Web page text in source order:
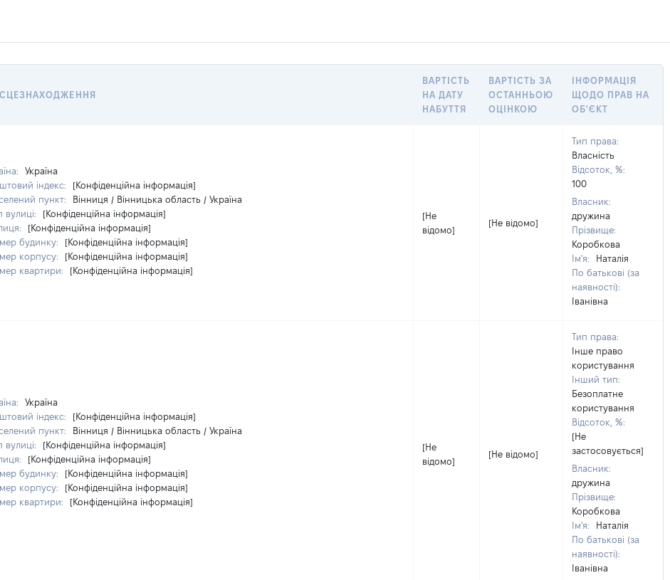
ВАРТІСТЬ
НА ДАТУ
НАБУТТЯ
ВАРТІСТЬ ЗА
ОСТАННЬОЮ
ОЦІНКОЮ
ІНФОРМАЦІЯ
ЩОДО ПРАВ НА
ОБ'ЄКТ
Україна
індекс:
[Конфіденційна інформація]
пункт:
Вінниця / Вінницька область / Україна
вулиці:
[Конфіденційна інформація]
[Конфіденційна інформація]
будинку:
[Конфіденційна інформація]
корпусу:
[Конфіденційна інформація]
квартири:
[Конфіденційна інформація]
[Не
відомо]
[Не відомо]
Тип права:
Власність
Відсоток, %:
100
Власник:
дружина
Прізвище:
Коробкова
Ім'я:
Наталія
По батькові (за
наявності):
Іванівна
Україна
індекс:
[Конфіденційна інформація]
пункт:
Вінниця / Вінницька область / Україна
вулиці:
[Конфіденційна інформація]
[Конфіденційна інформація]
будинку:
[Конфіденційна інформація]
корпусу:
[Конфіденційна інформація]
квартири:
[Конфіденційна інформація]
[Не
відомо]
[Не відомо]
Тип права:
Інше право
користування
Інший тип:
Безоплатне
користування
Відсоток, %:
[Не
застосовується]
Власник:
дружина
Прізвище:
Коробкова
Ім'я:
Наталія
По батькові (за
наявності):
Іванівна